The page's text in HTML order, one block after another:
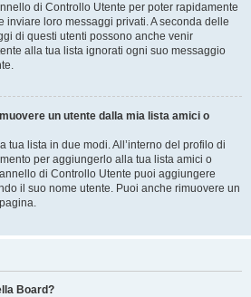
di Controllo Utente per poter rapidamente
inviare loro messaggi privati. A seconda delle
di questi utenti possono anche venir
alla tua lista ignorati ogni suo messaggio
un utente dalla mia lista amici o
tua lista in due modi. All’interno del profilo di
per aggiungerlo alla tua lista amici o
di Controllo Utente puoi aggiungere
il suo nome utente. Puoi anche rimuovere un
Board?